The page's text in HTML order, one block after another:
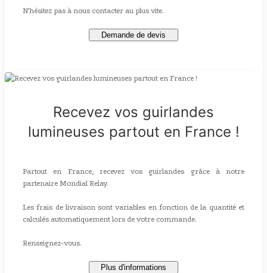
N'hésitez pas à nous contacter au plus vite.
Demande de devis
Recevez vos guirlandes
lumineuses partout en France !
Partout en France, recevez vos guirlandes grâce à notre
partenaire Mondial Relay.
Les frais de livraison sont variables en fonction de la quantité et
calculés automatiquement lors de votre commande.
Renseignez-vous.
Plus d'informations